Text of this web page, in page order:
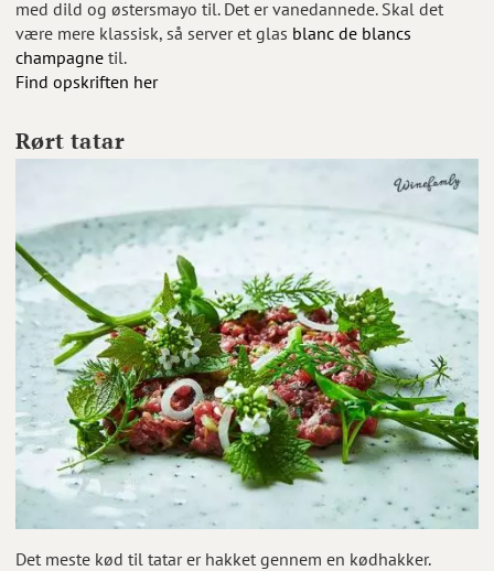
med dild og østersmayo til. Det er vanedannede. Skal det
være mere klassisk, så server et glas blanc de blancs
champagne til.
Find opskriften her
Rørt tatar
Det meste kød til tatar er hakket gennem en kødhakker.